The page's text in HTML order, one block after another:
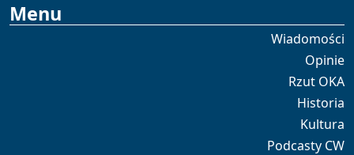
Menu
Wiadomości
Opinie
Rzut OKA
Historia
Kultura
Podcasty CW